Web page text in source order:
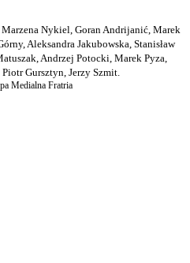
Nykiel, Goran Andrijanić, Marek
Aleksandra Jakubowska, Stanisław
Andrzej Potocki, Marek Pyza,
Gursztyn, Jerzy Szmit.
Medialna Fratria